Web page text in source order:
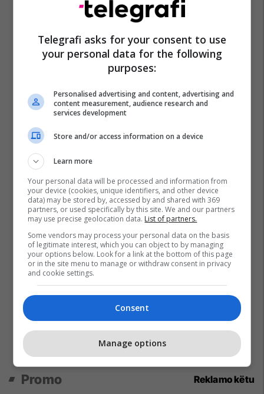
Promo Reklamo këtu
Telegrafi asks for your consent to use
your personal data for the following
purposes:
Personalised advertising and content, advertising and
content measurement, audience research and
services development
Store and/or access information on a device
Learn more
Your personal data will be processed and information from
your device (cookies, unique identifiers, and other device
data) may be stored by, accessed by and shared with 369
partners, or used specifically by this site. We and our partners
may use precise geolocation data. List of partners.
Some vendors may process your personal data on the basis
of legitimate interest, which you can object to by managing
your options below. Look for a link at the bottom of this page
or in the site menu to manage or withdraw consent in privacy
and cookie settings.
Consent
Manage options